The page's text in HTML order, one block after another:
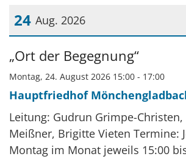
24 Aug. 2026
Datum: 24. August 2026
„Ort der Begegnung“
Montag, 24. August 2026 15:00 - 17:00
Hauptfriedhof
Leitung: Gudrun Grimpe-
Meißner, Brigitte Vieten Termine:
Montag im Monat jeweils 15:00